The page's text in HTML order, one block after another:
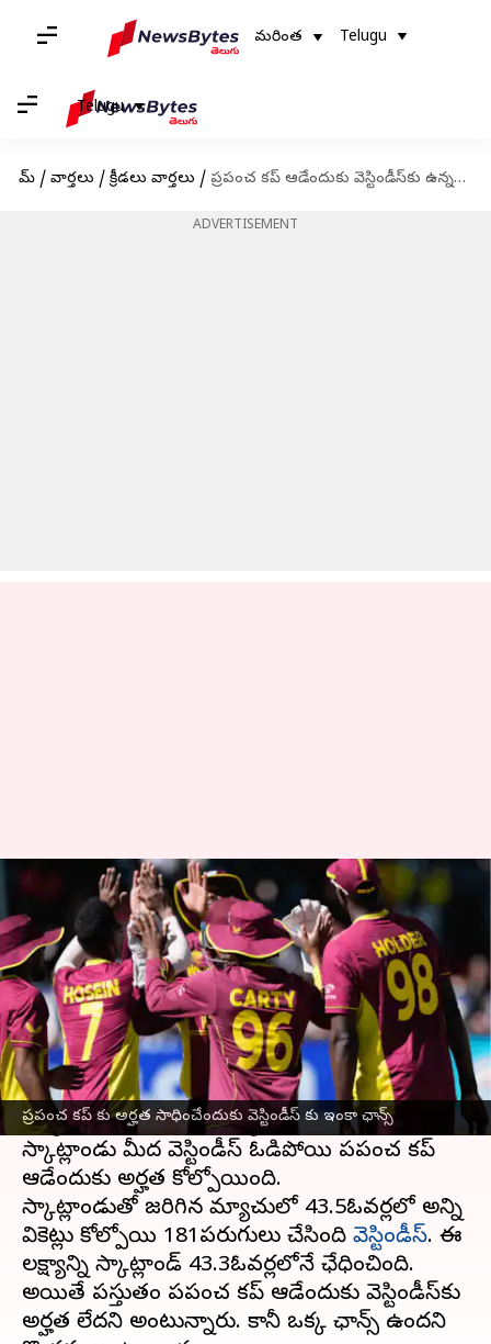
మరింత Telugu
Telugu
హోమ్ / వార్తలు / క్రీడలు వార్తలు / ప్రపంచ కప్ ఆడేందుకు వెస్టిండీస్‌కు ఉన్నది ఆ ఒక్క ఛాన్స్ మాత్రమే!
ADVERTISEMENT
ప్రపంచ కప్ కు అర్హత సాధించేందుకు వెస్టిండీస్ కు ఇంకా ఛాన్స్
ప్రపంచ కప్ ఆడేందుకు వెస్టిండీస్‌కు
ఉన్నది ఆ ఒక్క ఛాన్స్ మాత్రమే!
వ్రాసిన వారు Sriram Pranateja Jul 02, 2023 03:03 pm
ఈ వార్తాకథనం ఏంటి
ప్రపంచ కప్క్రికెట్క్వాలిఫయర్ మ్యాచులు
జరుగుతున్నాయన్న సంగతి అందరికీ తెలిసిందే. ఈ
మ్యాచులో అందరినీ ఆశ్చర్యగొలిపే విధంగా
స్కాట్లాండు మీద వెస్టిండీస్ ఓడిపోయి ప్రపంచ కప్
ఆడేందుకు అర్హత కోల్పోయింది.
స్కాట్లాండుతో జరిగిన మ్యాచులో 43.5ఓవర్లలో అన్ని
వికెట్లు కోల్పోయి 181పరుగులు చేసింది వెస్టిండీస్. ఈ
లక్ష్యాన్ని స్కాట్లాండ్ 43.3ఓవర్లలోనే ఛేధించింది.
అయితే ప్రస్తుతం ప్రపంచ కప్ ఆడేందుకు వెస్టిండీస్‌కు
అర్హత లేదని అంటున్నారు. కానీ ఒక్క ఛాన్స్ ఉందని